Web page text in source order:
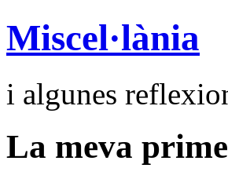
Miscel·lània
i algunes
La meva